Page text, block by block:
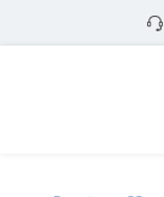
Zum Hauptinhalt